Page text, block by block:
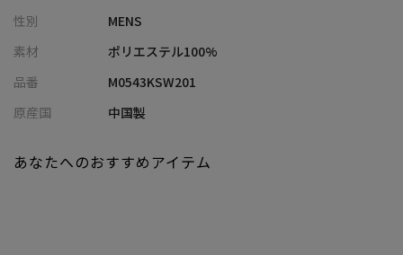
■スタイリング
ワイドパンツやデニム、スラックスとパンツを選ばず好相性。
し。
羽織としてはもちろん、肩掛けやたすき掛けなど色々な着こなし
す。
性別
MENS
素材
ポリエステル100%
品番
M0543KSW201
原産国
中国製
あなたへのおすすめアイテム